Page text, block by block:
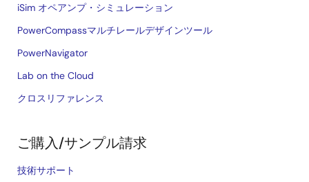
iSim オペアンプ・シミュレーション
PowerCompassマルチレールデザインツール
PowerNavigator
Lab on the Cloud
クロスリファレンス
ご購入/サンプル請求
技術サポート